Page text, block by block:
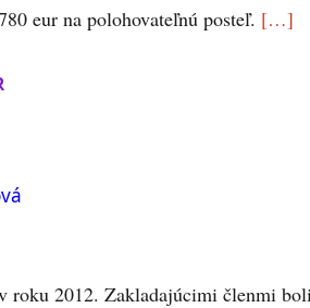
eur na polohovateľnú posteľ. […]
roku 2012. Zakladajúcimi členmi